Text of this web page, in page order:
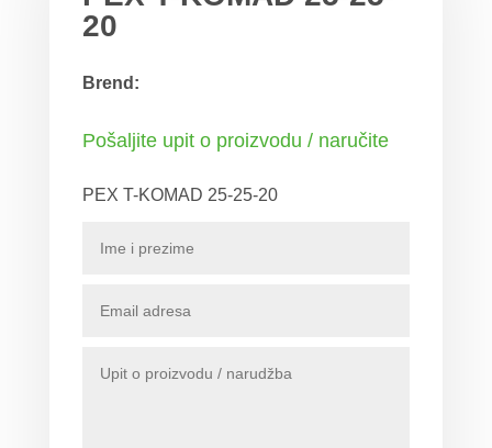
20
Brend:
Pošaljite upit o proizvodu / naručite
PEX T-KOMAD 25-25-20